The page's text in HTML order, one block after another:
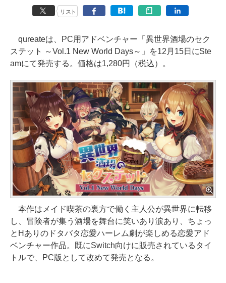
リスト
qureateは、PC用アドベンチャー「異世界酒場のセク
ステット ～Vol.1 New World Days～」を12月15日にSte
amにて発売する。価格は1,280円（税込）。
本作はメイド喫茶の裏方で働く主人公が異世界に転移
し、冒険者が集う酒場を舞台に笑いあり涙あり、ちょっ
とHありのドタバタ恋愛ハーレム劇が楽しめる恋愛アド
ベンチャー作品。既にSwitch向けに販売されているタイ
トルで、PC版として改めて発売となる。